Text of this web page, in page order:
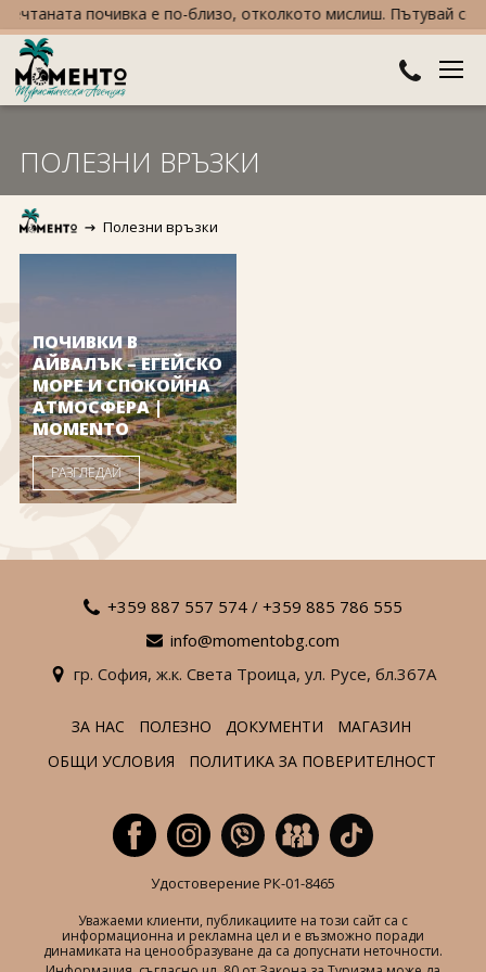
почивка е по-близо, отколкото мислиш. Пътувай
Азия
Европа
Северна Америка
Южна Америка
ХОТЕЛИ
Хотели в България
Хотели в Турция
КРУИЗИ
ПРАЗНИЦИ
Великден
Коледа
Нова година
ПОЛЕЗНО
КОНТАКТИ
За нас
Общи условия
Политика за
ЗАПИТВАНЕ
ПОЛЕЗНИ ВРЪЗКИ
Полезни връзки
ПОЧИВКИ В
АЙВАЛЪК – ЕГЕЙСКО
МОРЕ И СПОКОЙНА
АТМОСФЕРА |
MOMENTO
РАЗГЛЕДАЙ
+359 887 557 574 / +359 885 786 555
info@momentobg.com
гр. София, ж.к. Света Троица, ул. Русе, бл.367А
ЗА НАС ПОЛЕЗНО ДОКУМЕНТИ
МАГАЗИН
ОБЩИ УСЛОВИЯ
ПОЛИТИКА ЗА ПОВЕРИТЕЛНОСТ
Удостоверение РК-01-8465
Уважаеми клиенти, публикациите на този сайт са с
информационна и рекламна цел и е възможно поради
динамиката на ценообразуване да са допуснати неточности.